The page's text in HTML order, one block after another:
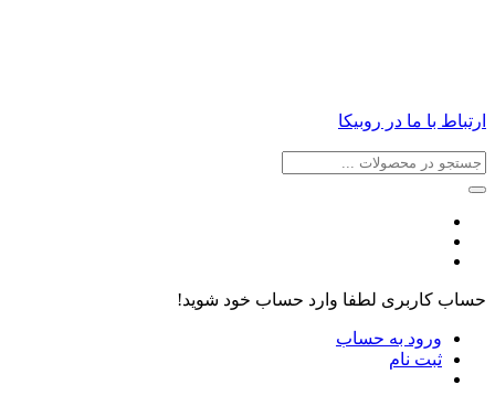
ارتباط با ما در روبیکا
حساب کاربری لطفا وارد حساب خود شوید!
ورود به حساب
ثبت نام